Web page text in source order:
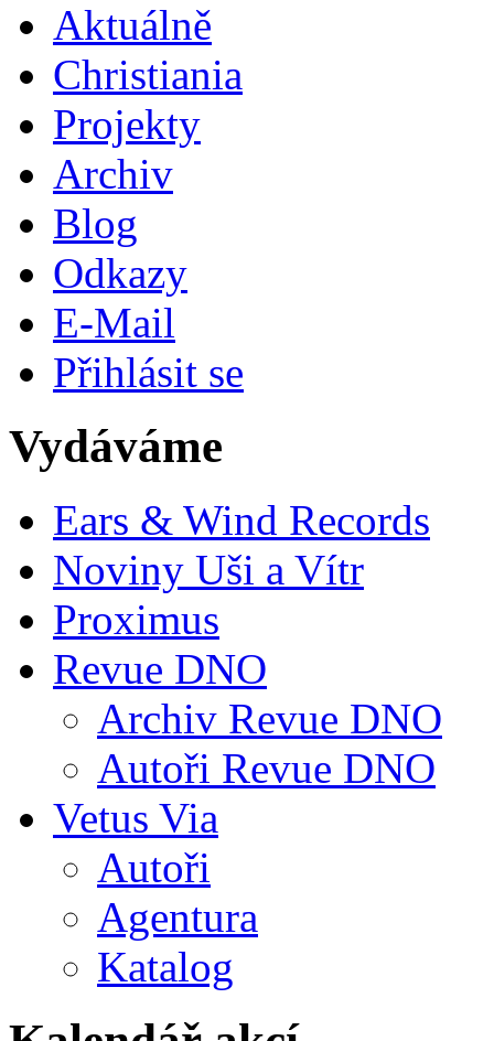
Aktuálně
Christiania
Projekty
Archiv
Blog
Odkazy
E-Mail
Přihlásit se
Vydáváme
Ears & Wind Records
Noviny Uši a Vítr
Proximus
Revue DNO
Archiv Revue DNO
Autoři Revue DNO
Vetus Via
Autoři
Agentura
Katalog